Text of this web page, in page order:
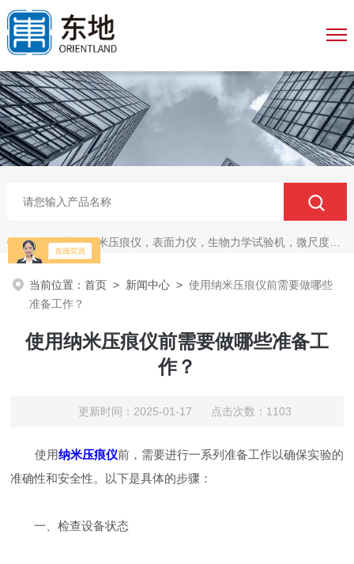
热门关键词：生物纳米压痕仪，表面力仪，生物力学试验机，微尺度压缩拉伸测试系统，生物材料双轴力学测试系统，细胞拉伸仪，原子力探针，细胞流体剪切，细胞压缩，牵引力玻片
当前位置：首页 > 新闻中心 >使用纳米压痕仪前需要做哪些
准备工作？
使用纳米压痕仪前需要做哪些准备工
作？
更新时间：2025-01-17 点击次数：1103
使用纳米压痕仪前，需要进行一系列准备工作以确保实验的
准确性和安全性。以下是具体的步骤：
一、检查设备状态